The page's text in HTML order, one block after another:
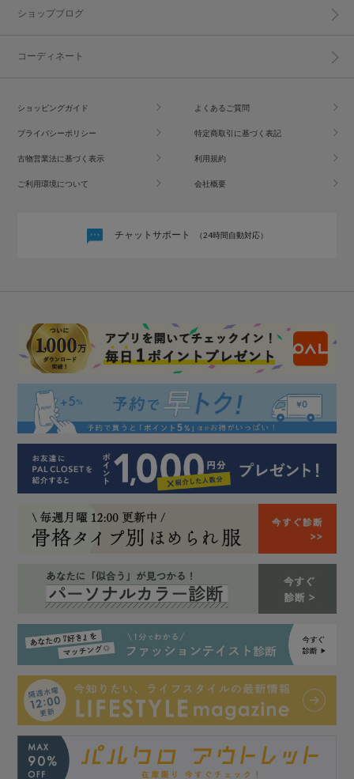
ショップブログ
コーディネート
ショッピングガイド よくあるご質問
プライバシーポリシー 特定商取引に基づく表記
古物営業法に基づく表示 利用規約
ご利用環境について 会社概要
チャットサポート （24時間自動対応）